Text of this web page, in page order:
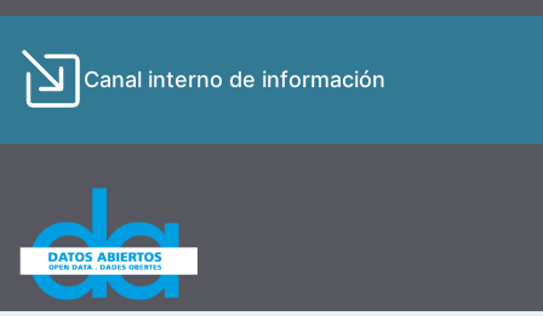
Canal interno de información